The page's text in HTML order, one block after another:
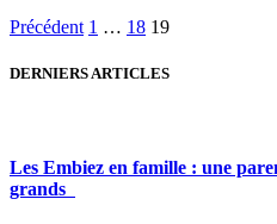
Pagination
des
Précédent 1 … 18 19
DERNIERS ARTICLES
Les Embiez en famille : une
grands